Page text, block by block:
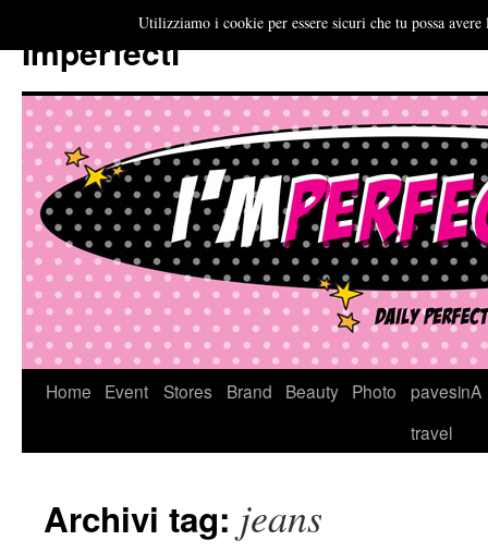
Imperfecti
VaiHome Event Stores Brand Beauty Photo
pavesinA
travel
Archivi tag: jeans
Utilizziamo i cookie per essere sicuri che tu possa